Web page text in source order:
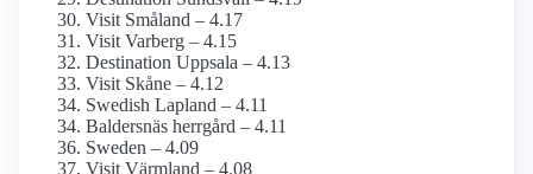
Visit Småland – 4.17
Visit Varberg – 4.15
Destination Uppsala – 4.13
Visit Skåne – 4.12
Swedish Lapland – 4.11
Baldersnäs herrgård – 4.11
Sweden – 4.09
Visit Värmland – 4.08